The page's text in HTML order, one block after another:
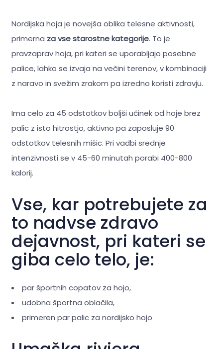
Nordijska hoja je novejša oblika telesne aktivnosti,
primerna za vse starostne kategorije. To je
pravzaprav hoja, pri kateri se uporabljajo posebne
palice, lahko se izvaja na večini terenov, v kombinaciji
z naravo in svežim zrakom pa izredno koristi zdravju.
Ima celo za 45 odstotkov boljši učinek od hoje brez
palic z isto hitrostjo, aktivno pa zaposluje 90
odstotkov telesnih mišic. Pri vadbi srednje
intenzivnosti se v 45-60 minutah porabi 400-800
kalorij.
Vse, kar potrebujete za
to nadvse zdravo
dejavnost, pri kateri se
giba celo telo, je:
par športnih copatov za hojo,
udobna športna oblačila,
primeren par palic za nordijsko hojo